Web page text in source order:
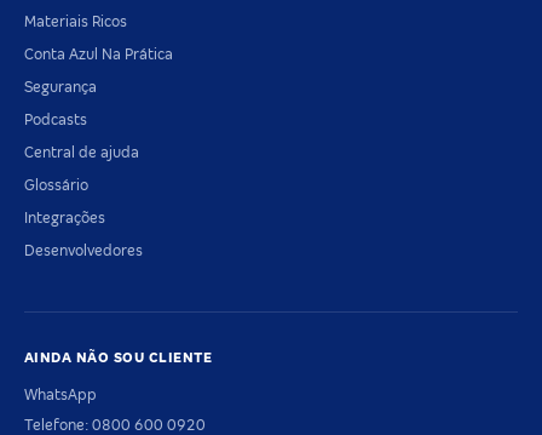
Materiais Ricos
Conta Azul Na Prática
Segurança
Podcasts
Central de ajuda
Glossário
Integrações
Desenvolvedores
AINDA NÃO SOU CLIENTE
WhatsApp
Telefone: 0800 600 0920